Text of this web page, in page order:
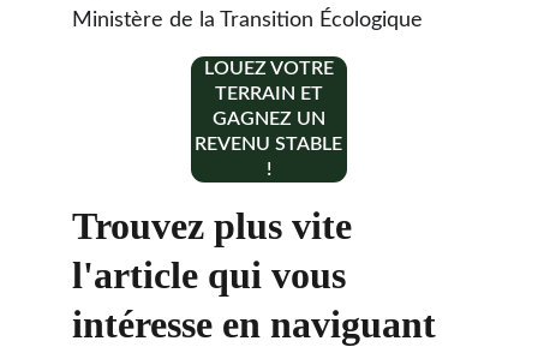
LOUEZ VOTRE
TERRAIN ET
GAGNEZ UN
REVENU STABLE
!
Ministère de la Transition Écologique
Trouvez plus vite
l'article qui vous
intéresse en naviguant